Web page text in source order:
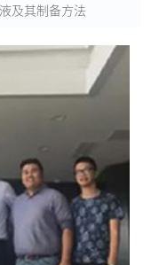
及其制备方法